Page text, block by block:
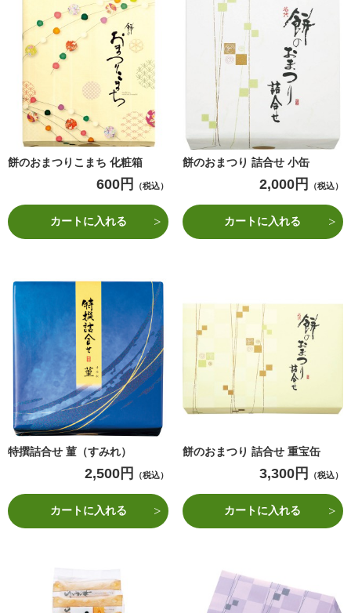
餅のおまつりこまち 化粧箱
600円 （税込）
カートに入れる
餅のおまつり 詰合せ 小缶
2,000円 （税込）
カートに入れる
特撰詰合せ 菫（すみれ）
2,500円 （税込）
カートに入れる
餅のおまつり 詰合せ 重宝缶
3,300円 （税込）
カートに入れる